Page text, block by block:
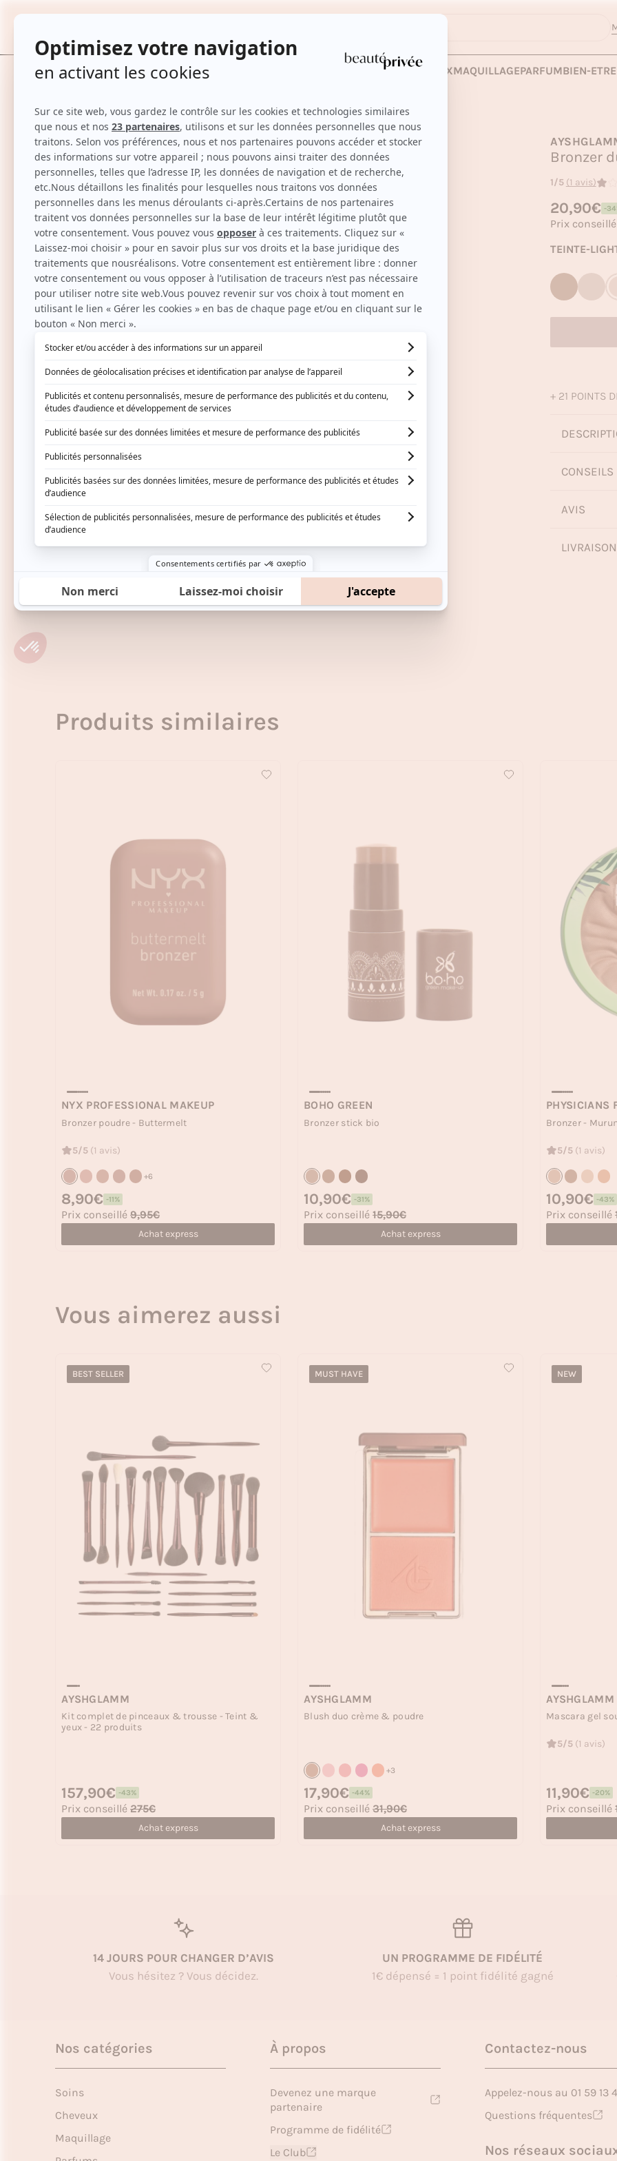
SOINSCHEVEUXMAQUILLAGEPARFUMBIEN-ETRE
Bronzer duo crème & poudre
Bronzer
1/5 (1 avis)
Prix soldé
20,90€ -
Prix habituel
Prix conseillé
TEINTE-
+ 21 POINTS
AVIS
Bronzer duo crème & poudre
Produits similaires
NYX PROFESSIONAL MAKEUP
Bronzer poudre - Buttermelt
5/5 (1 avis)
+6
Prix soldé
8,90€ -11%
Prix habituel
Prix conseillé 9,95€
Achat express
BOHO GREEN
Bronzer stick bio
Prix soldé
10,90€ -31%
Prix habituel
Prix conseillé 15,90€
Achat express
PHYSICIANS
Bronzer -
5/5 (1 avis)
Prix soldé
10,90€ -43%
Prix habituel
Prix conseillé
Vous aimerez aussi
BEST SELLER
AYSHGLAMM
Kit complet de pinceaux & trousse - Teint &
yeux - 22 produits
Prix soldé
157,90€ -43%
Prix habituel
Prix conseillé 275€
Achat express
MUST HAVE
AYSHGLAMM
Blush duo crème & poudre
+3
Prix soldé
17,90€ -44%
Prix habituel
Prix conseillé 31,90€
Achat express
NEW
AYSHGLAMM
Mascara gel
5/5 (1 avis)
Prix soldé
11,90€ -20%
Prix habituel
Prix conseillé
14 JOURS POUR CHANGER D’AVIS
Vous hésitez ? Vous décidez.
UN PROGRAMME DE FIDÉLITÉ
1€ dépensé = 1 point fidélité gagné
Nos catégories
Soins
Cheveux
Maquillage
À propos
Devenez une marque
partenaire
Programme de fidélité
Le Club
Contactez-nous
Appelez-nous au 01 59 13
Questions fréquentes
Nos réseaux